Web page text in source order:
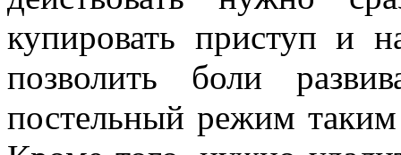
купировать приступ и
позволить боли
постельный режим таким